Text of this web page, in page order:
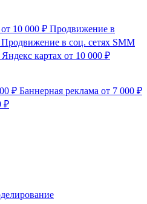
от 10 000 ₽ Продвижение в
Продвижение в соц. сетях SMM
картах от 10 000 ₽
₽ Баннерная реклама от 7 000 ₽
₽